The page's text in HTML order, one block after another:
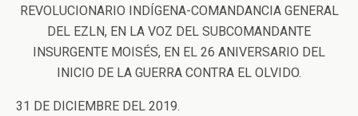
REVOLUCIONARIO INDÍGENA-COMANDANCIA GENERAL
DEL EZLN, EN LA VOZ DEL SUBCOMANDANTE
INSURGENTE MOISÉS, EN EL 26 ANIVERSARIO DEL
INICIO DE LA GUERRA CONTRA EL OLVIDO.
31 DE DICIEMBRE DEL 2019.